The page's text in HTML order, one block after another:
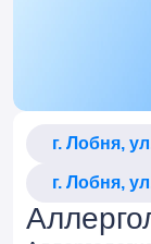
г. Лобня,
г. Лобня,